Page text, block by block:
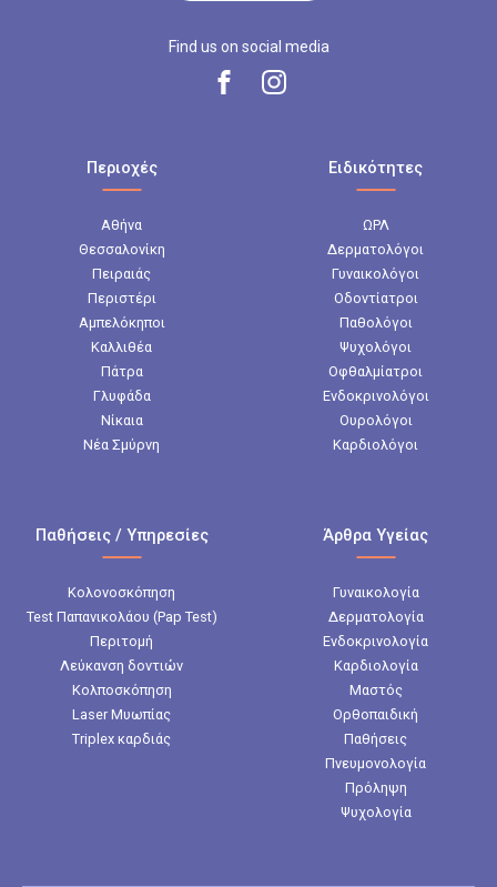
Find us on social media
Περιοχές
Αθήνα
Θεσσαλονίκη
Πειραιάς
Περιστέρι
Αμπελόκηποι
Καλλιθέα
Πάτρα
Γλυφάδα
Νίκαια
Νέα Σμύρνη
Ειδικότητες
ΩΡΛ
Δερματολόγοι
Γυναικολόγοι
Οδοντίατροι
Παθολόγοι
Ψυχολόγοι
Οφθαλμίατροι
Ενδοκρινολόγοι
Ουρολόγοι
Καρδιολόγοι
Παθήσεις / Υπηρεσίες
Κολονοσκόπηση
Test Παπανικολάου (Pap Test)
Περιτομή
Λεύκανση δοντιών
Κολποσκόπηση
Laser Μυωπίας
Triplex καρδιάς
Άρθρα Υγείας
Γυναικολογία
Δερματολογία
Ενδοκρινολογία
Καρδιολογία
Μαστός
Ορθοπαιδική
Παθήσεις
Πνευμονολογία
Πρόληψη
Ψυχολογία